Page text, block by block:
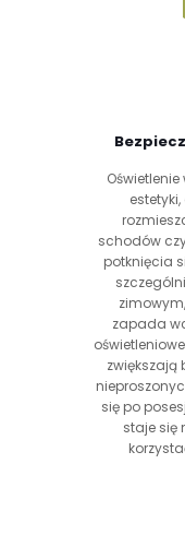
schodów
potknięcia
zapada
zwiększają
się po
staje się